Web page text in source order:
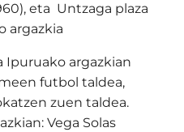
eta Untzaga plaza
argazkia
Ipuruako argazkian
futbol taldea,
zuen taldea.
Vega Solas